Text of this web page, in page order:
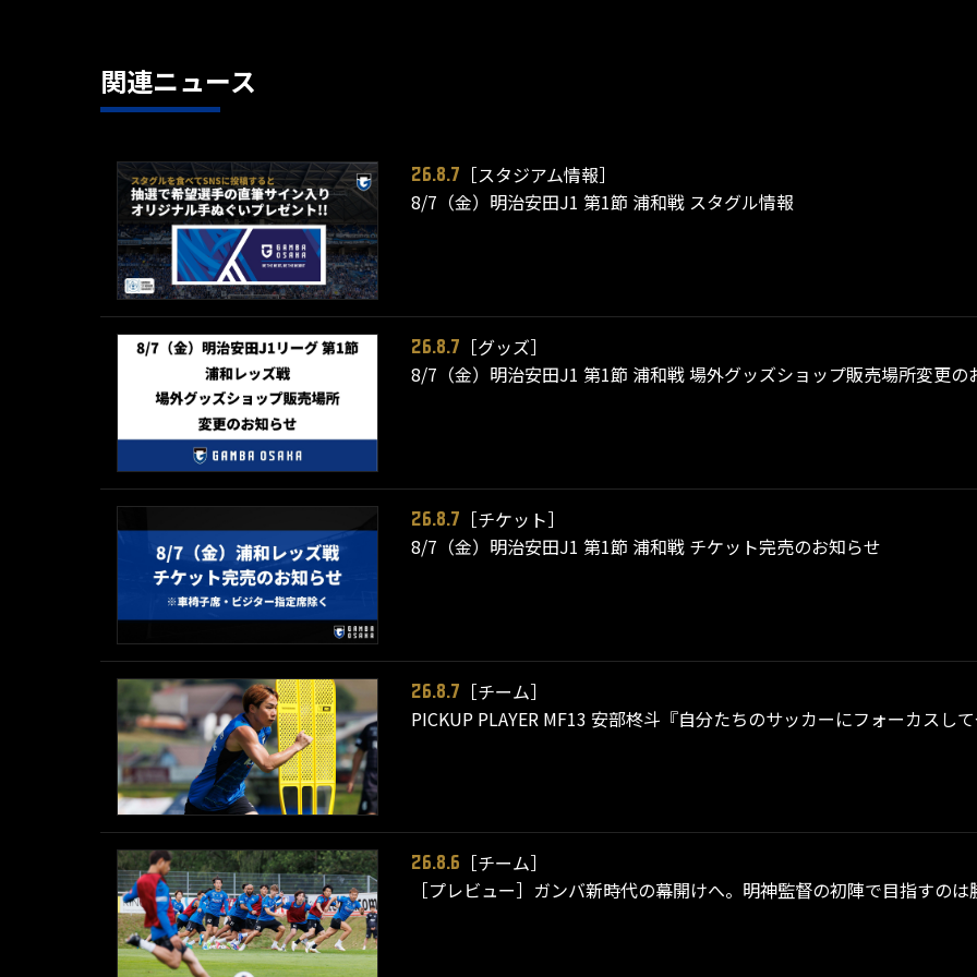
関連ニュース
26.8.7
［スタジアム情報］
8/7（金）明治安田J1 第1節 浦和戦 スタグル情報
26.8.7
［グッズ］
8/7（金）明治安田J1 第1節 浦和戦 場外グッズショップ販売場所変更の
26.8.7
［チケット］
8/7（金）明治安田J1 第1節 浦和戦 チケット完売のお知らせ
26.8.7
［チーム］
PICKUP PLAYER MF13 安部柊斗『自分たちのサッカーにフォーカスし
26.8.6
［チーム］
［プレビュー］ガンバ新時代の幕開けへ。明神監督の初陣で目指すのは